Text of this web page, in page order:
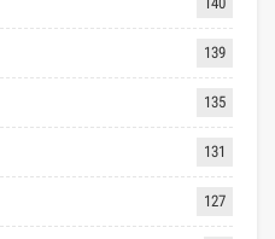
139
135
131
127